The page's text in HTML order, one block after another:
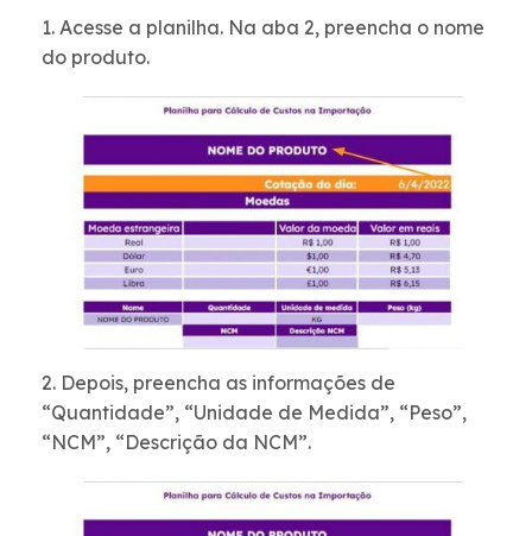
1. Acesse a planilha. Na aba 2, preencha o nome
do produto.
2. Depois, preencha as informações de
“Quantidade”, “Unidade de Medida”, “Peso”,
“NCM”, “Descrição da NCM”.